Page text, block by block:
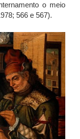
o meio
566 e 567).